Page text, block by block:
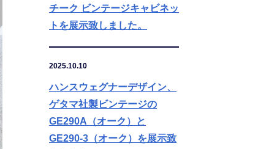
チーク ビンテージキャビネッ
トを展示致しました。
2025.10.10
ハンスウェグナーデザイン、
ゲタマ社製ビンテージの
GE290A（オーク）と
GE290-3（オーク）を展示致